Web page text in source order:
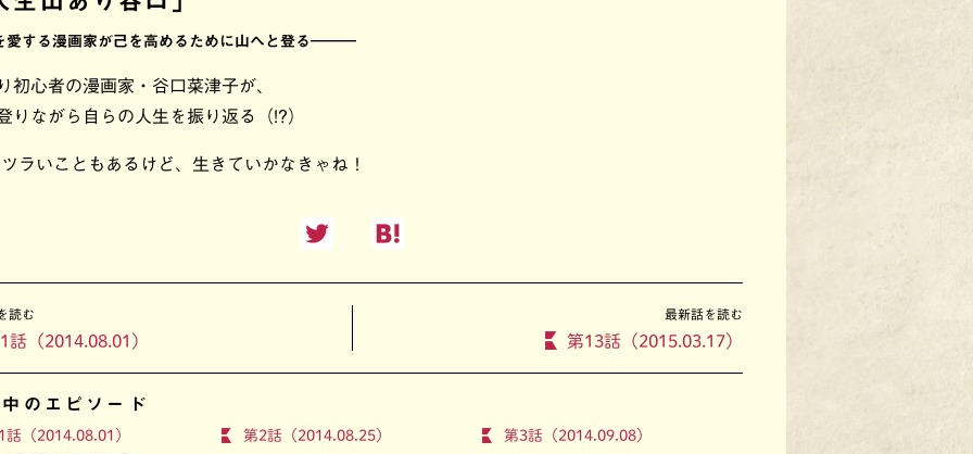
愛する漫画家が己を高めるために山へと登る―――
初心者の漫画家・谷口菜津子が、
りながら自らの人生を振り返る（!?）
ラいこともあるけど、生きていかなきゃね！
読む
話（2014.08.01）
最新話を読む
第13話（2015.03.17）
のエピソード
話（2014.08.01） 第2話（2014.08.25）
第3話（2014.09.08）